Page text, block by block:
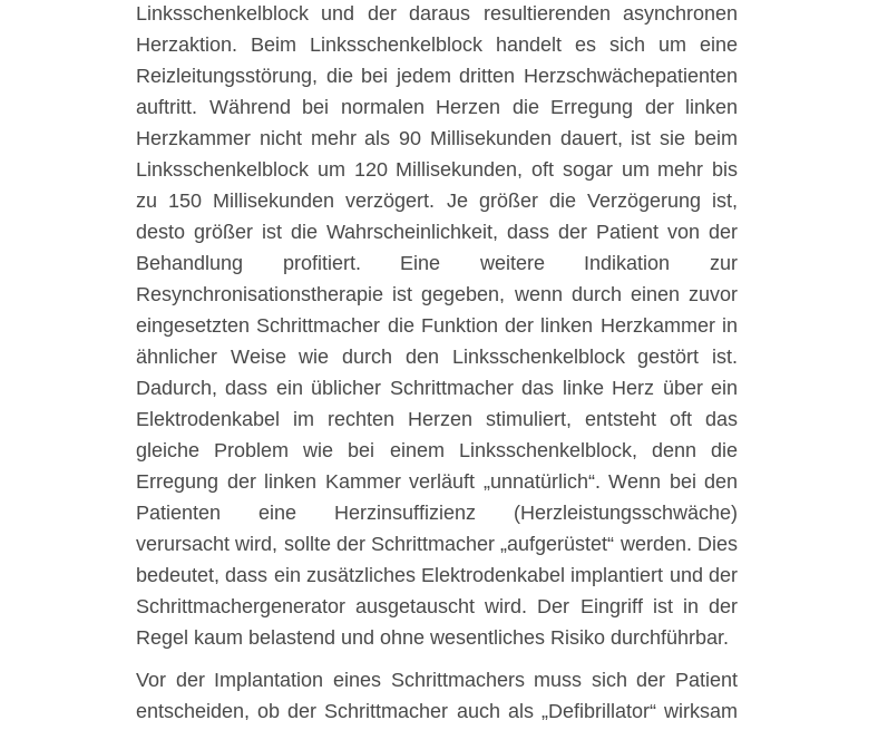
Linksschenkelblock und der daraus resultierenden asynchronen
Herzaktion. Beim Linksschenkelblock handelt es sich um eine
Reizleitungsstörung, die bei jedem dritten Herzschwächepatienten
auftritt. Während bei normalen Herzen die Erregung der linken
Herzkammer nicht mehr als 90 Millisekunden dauert, ist sie beim
Linksschenkelblock um 120 Millisekunden, oft sogar um mehr bis
zu 150 Millisekunden verzögert. Je größer die Verzögerung ist,
desto größer ist die Wahrscheinlichkeit, dass der Patient von der
Behandlung profitiert. Eine weitere Indikation zur
Resynchronisationstherapie ist gegeben, wenn durch einen zuvor
eingesetzten Schrittmacher die Funktion der linken Herzkammer in
ähnlicher Weise wie durch den Linksschenkelblock gestört ist.
Dadurch, dass ein üblicher Schrittmacher das linke Herz über ein
Elektrodenkabel im rechten Herzen stimuliert, entsteht oft das
gleiche Problem wie bei einem Linksschenkelblock, denn die
Erregung der linken Kammer verläuft „unnatürlich“. Wenn bei den
Patienten eine Herzinsuffizienz (Herzleistungsschwäche)
verursacht wird, sollte der Schrittmacher „aufgerüstet“ werden. Dies
bedeutet, dass ein zusätzliches Elektrodenkabel implantiert und der
Schrittmachergenerator ausgetauscht wird. Der Eingriff ist in der
Regel kaum belastend und ohne wesentliches Risiko durchführbar.
Vor der Implantation eines Schrittmachers muss sich der Patient
entscheiden, ob der Schrittmacher auch als „Defibrillator“ wirksam